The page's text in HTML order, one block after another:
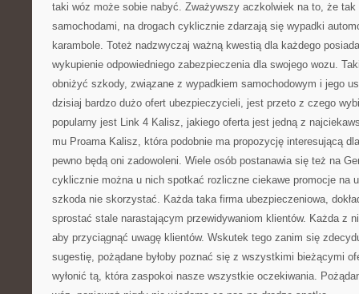
taki wóz może sobie nabyć. Zważywszy aczkolwiek na to, że
samochodami, na drogach cyklicznie zdarzają się wypadki
karambole. Toteż nadzwyczaj ważną kwestią dla każdego
wykupienie odpowiedniego zabezpieczenia dla swojego wozu.
obniżyć szkody, związane z wypadkiem samochodowym i jego
dzisiaj bardzo dużo ofert ubezpieczycieli, jest przeto z czego
popularny jest Link 4 Kalisz, jakiego oferta jest jedną z
mu Proama Kalisz, która podobnie ma propozycję interesującą
pewno będą oni zadowoleni. Wiele osób postanawia się też na
cyklicznie można u nich spotkać rozliczne ciekawe promocje na
szkoda nie skorzystać. Każda taka firma ubezpieczeniowa,
sprostać stale narastającym przewidywaniom klientów. Każda z
aby przyciągnąć uwagę klientów. Wskutek tego zanim się
sugestię, pożądane byłoby poznać się z wszystkimi bieżącymi
wyłonić tą, która zaspokoi nasze wszystkie oczekiwania.